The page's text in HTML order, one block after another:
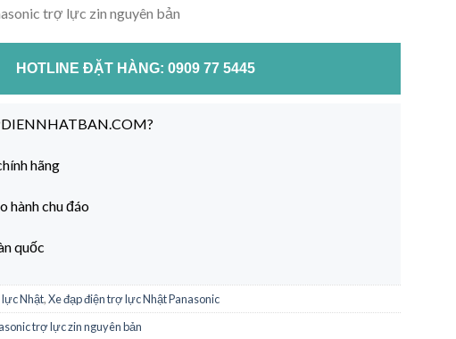
trợ lực zin nguyên bản
HOTLINE ĐẶT HÀNG: 0909 77 5445
hãng
hành chu đáo
quốc
lực Nhật,Xe đạp điện trợ lực Nhật Panasonic
trợ lực zin nguyên bản